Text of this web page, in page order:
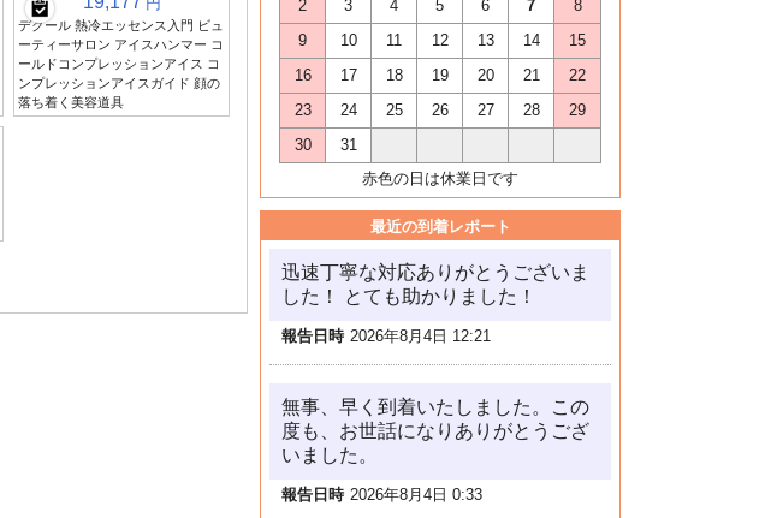
デクール 熱冷エッセンス入門 ビュ
ーティーサロン アイスハンマー コ
ールドコンプレッションアイス コ
ンプレッションアイスガイド 顔の
落ち着く美容道具
2
3 4 5 6 7
8
9
10 11 12 13 14
15
16
17 18 19 20 21
22
23
24 25 26 27 28
29
30
31
赤色の日は休業日です
最近の到着レポート
迅速丁寧な対応ありがとうございま
した！ とても助かりました！
報告日時 2026年8月4日 12:21
無事、早く到着いたしました。この
度も、お世話になりありがとうござ
いました。
報告日時 2026年8月4日 0:33